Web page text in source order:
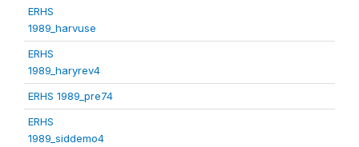
ERHS
1989_harvuse
ERHS
1989_haryrev4
ERHS 1989_pre74
ERHS
1989_siddemo4